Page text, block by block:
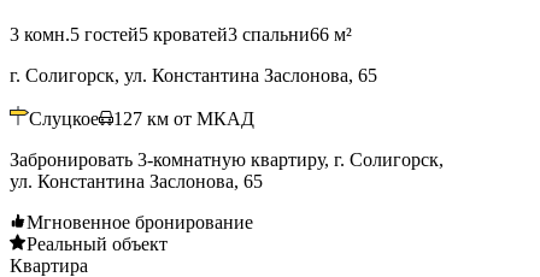
3 комн.5 гостей5 кроватей3 спальни66 м²
г. Солигорск, ул. Константина Заслонова, 65
Слуцкое 127 км от МКАД
Забронировать 3-комнатную квартиру, г. Солигорск,
ул. Константина Заслонова, 65
Мгновенное бронирование
Реальный объект
Квартира